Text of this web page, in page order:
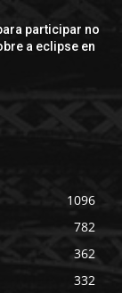
participar no
a eclipse en
1096
782
362
332